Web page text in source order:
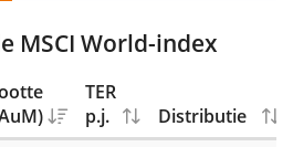
MSCI World-index
TER
p.j.
Distributie